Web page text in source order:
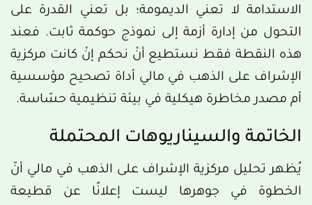
الاستدامة لا تعني الديمومة؛ بل تعني القدرة على
التحول من إدارة أزمة إلى نموذج حوكمة ثابت. فعند
هذه النقطة فقط نستطيع أنْ نحكم إنْ كانت مركزية
الإشراف على الذهب في مالي أداة تصحيح مؤسسية
أم مصدر مخاطرة هيكلية في بيئة تنظيمية حسّاسة.
الخاتمة والسيناريوهات المحتملة
يُظهر تحليل مركزية الإشراف على الذهب في مالي أنّ
الخطوة في جوهرها ليست إعلانًا عن قطيعة